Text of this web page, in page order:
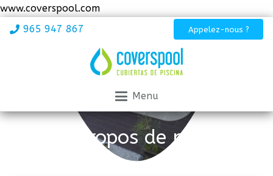
www.coverspool.com
965 947 867
Appelez-nous ?
Menu
A propos de nous